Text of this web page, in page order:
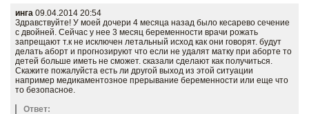
инга 09.04.2014 20:54
Здравствуйте! У моей дочери 4 месяца назад было кесарево сечение
с двойней. Сейчас у нее 3 месяц беременности врачи рожать
запрещают т.к не исключен летальный исход как они говорят. будут
делать аборт и прогнозируют что если не удалят матку при аборте то
детей больше иметь не сможет. сказали сделают как получиться.
Скажите пожалуйста есть ли другой выход из этой ситуации
например медикаментозное прерывание беременности или еще что
то безопасное.
Ответ: